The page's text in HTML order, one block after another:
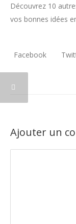
Découvrez 10
vos bonnes idées
Facebook
Ajouter un